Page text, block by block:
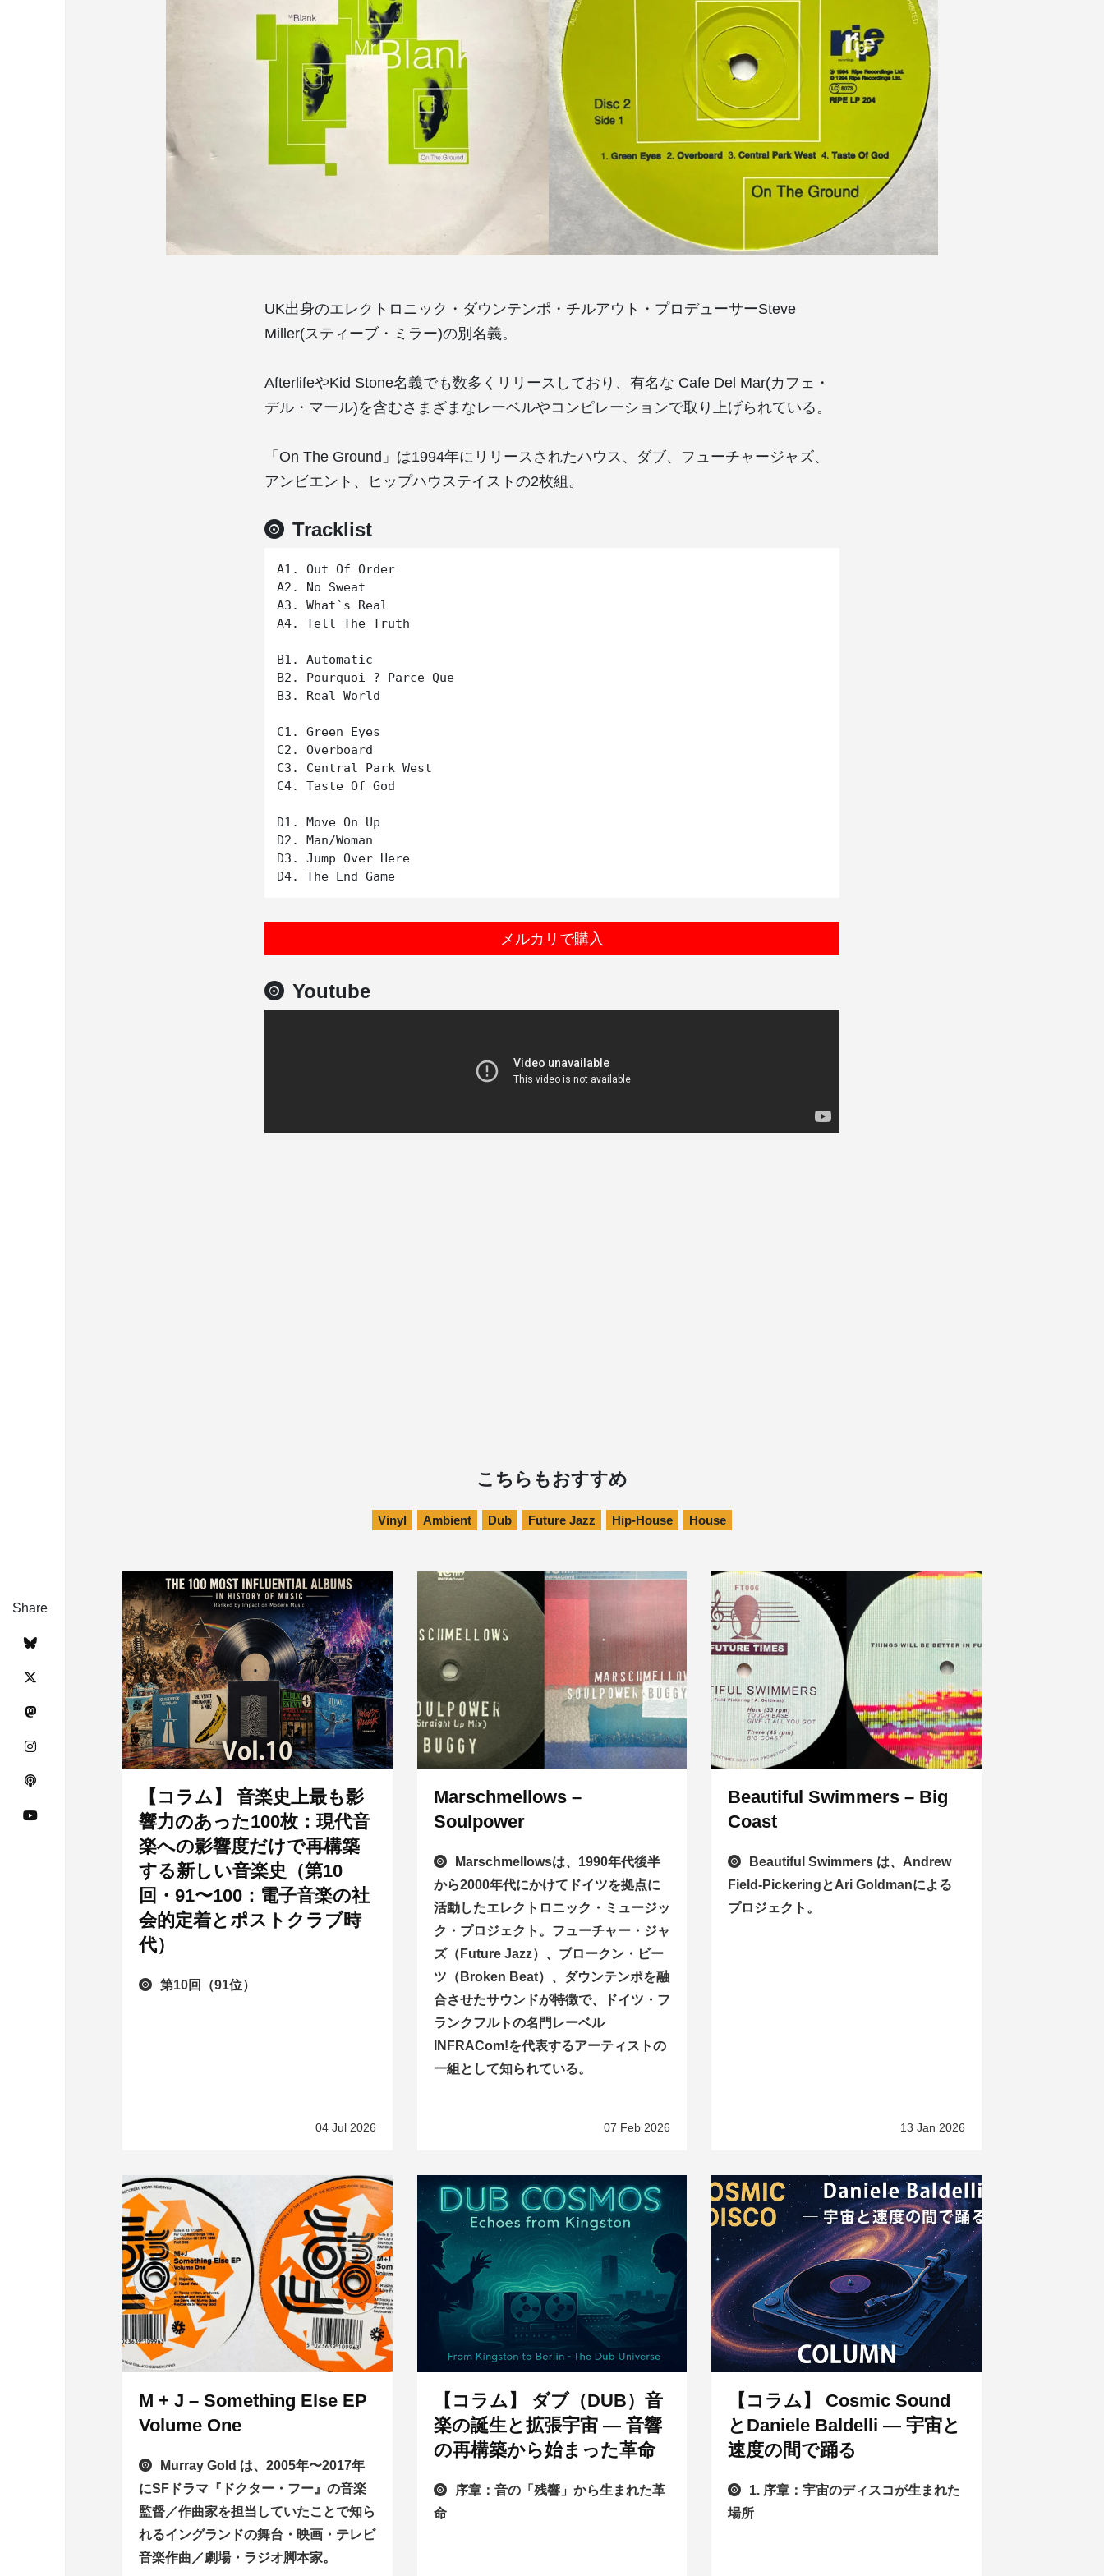
UK出身のエレクトロニック・ダウンテンポ・チルアウト・プロデューサーSteve
Miller(スティーブ・ミラー)の別名義。
AfterlifeやKid Stone名義でも数多くリリースしており、有名な Cafe Del Mar(カフェ・
デル・マール)を含むさまざまなレーベルやコンピレーションで取り上げられている。
「On The Ground」は1994年にリリースされたハウス、ダブ、フューチャージャズ、
アンビエント、ヒップハウステイストの2枚組。
Tracklist
A1. Out Of Order
A2. No Sweat
A3. What`s Real
A4. Tell The Truth
B1. Automatic
B2. Pourquoi ? Parce Que
B3. Real World
C1. Green Eyes
C2. Overboard
C3. Central Park West
C4. Taste Of God
D1. Move On Up
D2. Man/Woman
D3. Jump Over Here
メルカリで購入
Youtube
Share
こちらもおすすめ
Vinyl Ambient Dub Future Jazz Hip-House House
【コラム】 音楽史上最も影
響力のあった100枚：現代音
楽への影響度だけで再構築
する新しい音楽史（第10
回・91〜100：電子音楽の社
会的定着とポストクラブ時
代）
第10回（91位）
04 Jul 2026
Marschmellows –
Soulpower
Marschmellowsは、1990年代後半
から2000年代にかけてドイツを拠点に
活動したエレクトロニック・ミュージッ
ク・プロジェクト。フューチャー・ジャ
ズ（Future Jazz）、ブロークン・ビー
ツ（Broken Beat）、ダウンテンポを融
合させたサウンドが特徴で、ドイツ・フ
ランクフルトの名門レーベル
INFRACom!を代表するアーティストの
一組として知られている。
07 Feb 2026
Beautiful Swimmers – Big
Coast
Beautiful Swimmers は、Andrew
Field-PickeringとAri Goldmanによる
プロジェクト。
13 Jan 2026
M + J – Something Else EP
Volume One
Murray Gold は、2005年〜2017年
にSFドラマ『ドクター・フー』の音楽
監督／作曲家を担当していたことで知ら
れるイングランドの舞台・映画・テレビ
音楽作曲／劇場・ラジオ脚本家。
【コラム】 ダブ（DUB）音
楽の誕生と拡張宇宙 ― 音響
の再構築から始まった革命
序章：音の「残響」から生まれた革
命
【コラム】 Cosmic Sound
とDaniele Baldelli ― 宇宙と
速度の間で踊る
1. 序章：宇宙のディスコが生まれた
場所